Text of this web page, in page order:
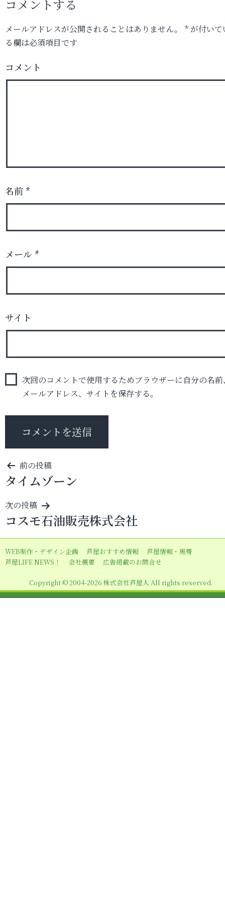
コメントする
メールアドレスが公開されることはありません。 *が付いて
る欄は必須項目です
コメント
名前 *
メール *
サイト
次回のコメントで使用するためブラウザーに自分の名前
メールアドレス、サイトを保存する。
投
稿
ナ
ビ
ゲ
ー
シ
ン
前の投稿
タイムゾーン
次の投稿
コスモ石油販売株式会社
WEB制作・デザイン企画 芦屋おすすめ情報
芦屋情報・黒帯
芦屋LIFE NEWS！
会社概要 広告掲載のお問合せ
Copyright © 2004-2026 株式会社芦屋人 All rights reserved.